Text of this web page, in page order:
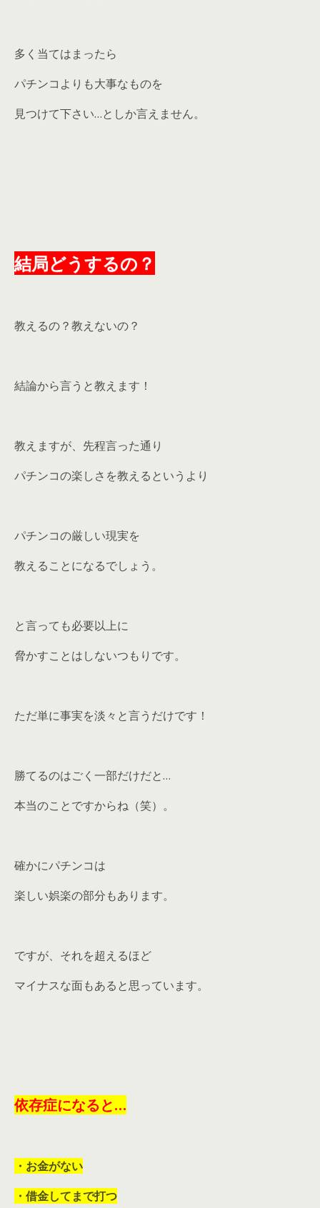
多く当てはまったら
パチンコよりも大事なものを
見つけて下さい…としか言えません。
結局どうするの？
教えるの？教えないの？
結論から言うと教えます！
教えますが、先程言った通り
パチンコの楽しさを教えるというより
パチンコの厳しい現実を
教えることになるでしょう。
と言っても必要以上に
脅かすことはしないつもりです。
ただ単に事実を淡々と言うだけです！
勝てるのはごく一部だけだと…
本当のことですからね（笑）。
確かにパチンコは
楽しい娯楽の部分もあります。
ですが、それを超えるほど
マイナスな面もあると思っています。
依存症になると…
・お金がない
・借金してまで打つ